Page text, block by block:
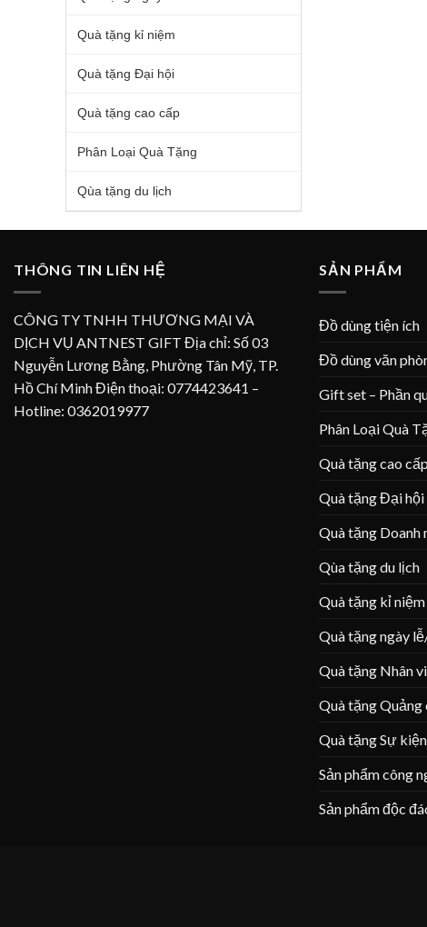
Quà tặng kỉ niệm
Quà tặng Đại hội
Quà tặng cao cấp
Phân Loại Quà Tặng
Qùa tặng du lịch
THÔNG TIN LIÊN HỆ
CÔNG TY TNHH THƯƠNG MẠI VÀ
DỊCH VỤ ANTNEST GIFT Địa chỉ: Số 03
Nguyễn Lương Bằng, Phường Tân Mỹ, TP.
Hồ Chí Minh Điện thoại: 0774423641 –
Hotline: 0362019977
SẢN PHẨM
Đồ dùng tiện ích
Đồ dùng văn
Gift set – Phần
Phân Loại Quà
Quà tặng cao cấp
Quà tặng Đại hội
Quà tặng Doanh
Qùa tặng du lịch
Quà tặng kỉ niệm
Quà tặng ngày
Quà tặng Nhân
Quà tặng Quảng
Quà tặng Sự kiện
Sản phẩm công
Sản phẩm độc